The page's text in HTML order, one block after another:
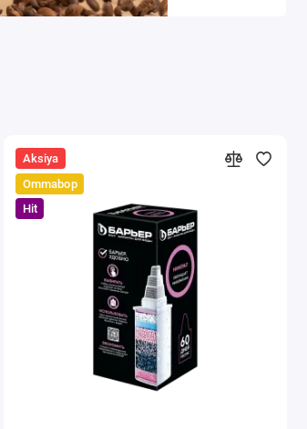
Aksiya
Ommabop
Hit